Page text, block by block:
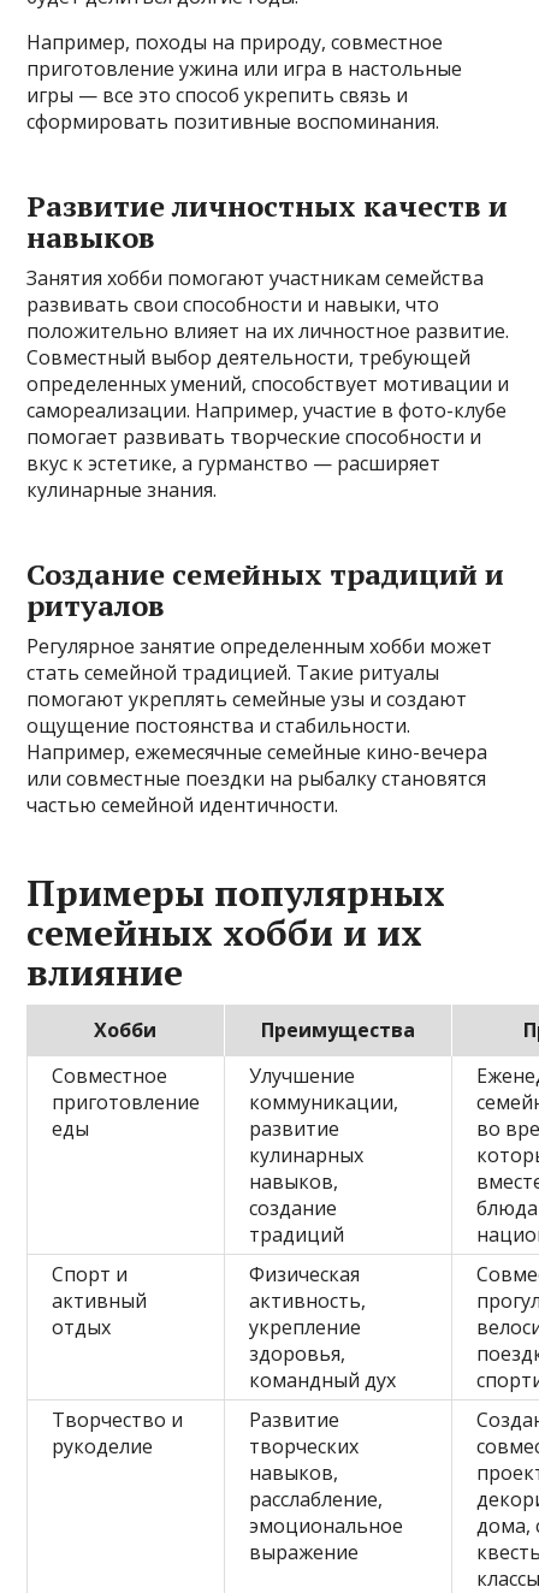
Например, походы на природу, совместное
приготовление ужина или игра в настольные
игры — все это способ укрепить связь и
сформировать позитивные воспоминания.
Развитие личностных качеств и
навыков
Занятия хобби помогают участникам семейства
развивать свои способности и навыки, что
положительно влияет на их личностное развитие.
Совместный выбор деятельности, требующей
определенных умений, способствует мотивации и
самореализации. Например, участие в фото-клубе
помогает развивать творческие способности и
вкус к эстетике, а гурманство — расширяет
кулинарные знания.
Создание семейных традиций и
ритуалов
Регулярное занятие определенным хобби может
стать семейной традицией. Такие ритуалы
помогают укреплять семейные узы и создают
ощущение постоянства и стабильности.
Например, ежемесячные семейные кино-вечера
или совместные поездки на рыбалку становятся
частью семейной идентичности.
Примеры популярных
семейных хобби и их
влияние
Хобби Преимущества
Совместное
приготовление
еды
Улучшение
коммуникации,
развитие
кулинарных
навыков,
создание
традиций
во
Спорт и
активный
отдых
Физическая
активность,
укрепление
здоровья,
командный дух
Творчество и
рукоделие
Развитие
творческих
навыков,
расслабление,
эмоциональное
выражение
дома,